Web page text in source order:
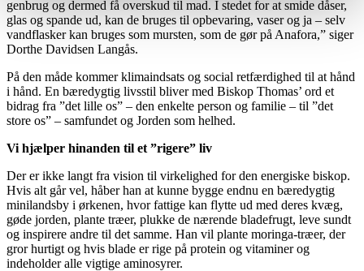
genbrug og dermed få overskud til mad. I stedet for at smide dåser,
glas og spande ud, kan de bruges til opbevaring, vaser og ja – selv
vandflasker kan bruges som mursten, som de gør på Anafora,” siger
Dorthe Davidsen Langås.
På den måde kommer klimaindsats og social retfærdighed til at hånd
i hånd. En bæredygtig livsstil bliver med Biskop Thomas’ ord et
bidrag fra ”det lille os” – den enkelte person og familie – til ”det
store os” – samfundet og Jorden som helhed.
Vi hjælper hinanden til et ”rigere” liv
Der er ikke langt fra vision til virkelighed for den energiske biskop.
Hvis alt går vel, håber han at kunne bygge endnu en bæredygtig
minilandsby i ørkenen, hvor fattige kan flytte ud med deres kvæg,
gøde jorden, plante træer, plukke de nærende bladefrugt, leve sundt
og inspirere andre til det samme. Han vil plante moringa-træer, der
gror hurtigt og hvis blade er rige på protein og vitaminer og
indeholder alle vigtige aminosyrer.